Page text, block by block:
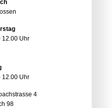
12.00 Uhr
12.00 Uhr
4
98